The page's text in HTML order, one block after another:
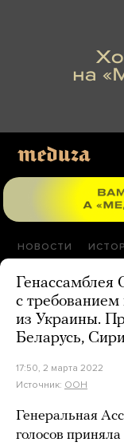
НОВОСТИ
с требованием
из Украины.
Беларусь,
17:50, 2 марта 2022
Источник: ООН
Генеральная
голосов